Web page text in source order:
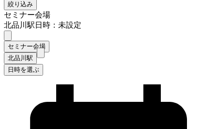
絞り込み
セミナー会場
北品川駅日時：未設定
セミナー会場
北品川駅
日時を選ぶ